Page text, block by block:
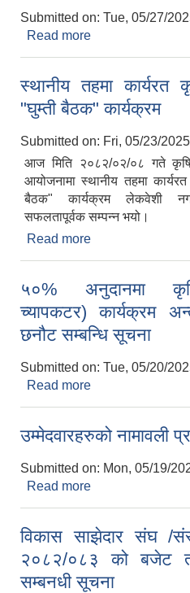
Submitted on: Tue, 05/27/
Read more
स्थानीय तहमा
"घुम्ती बैठक" कार्यक्रम
Submitted on: Fri, 05/23/
आज मिति २०८२/०२/०८ गते कृषि
आयोजनामा स्थानीय तहमा
बैठक" कार्यक्रम लेकवेशी
सफलतापूर्वक सम्पन्न भयो।
Read more
५०% अनुदानमा
च्यापकटर) कार्यक्रम
छनौट सम्बन्धि सूचना
Submitted on: Tue, 05/20/
Read more
उम्मेदवारहरुको नामावली
Submitted on: Mon, 05/19/
Read more
विकास साझेदार संघ /
२०८२/०८३ को बजेट
सम्बनधी सूचना